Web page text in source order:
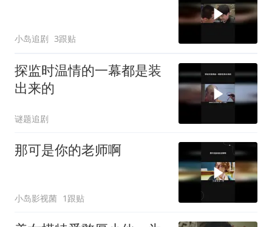
小岛追剧 3跟贴
探监时温情的一幕都是装
出来的
谜题追剧
那可是你的老师啊
小岛影视菌 1跟贴